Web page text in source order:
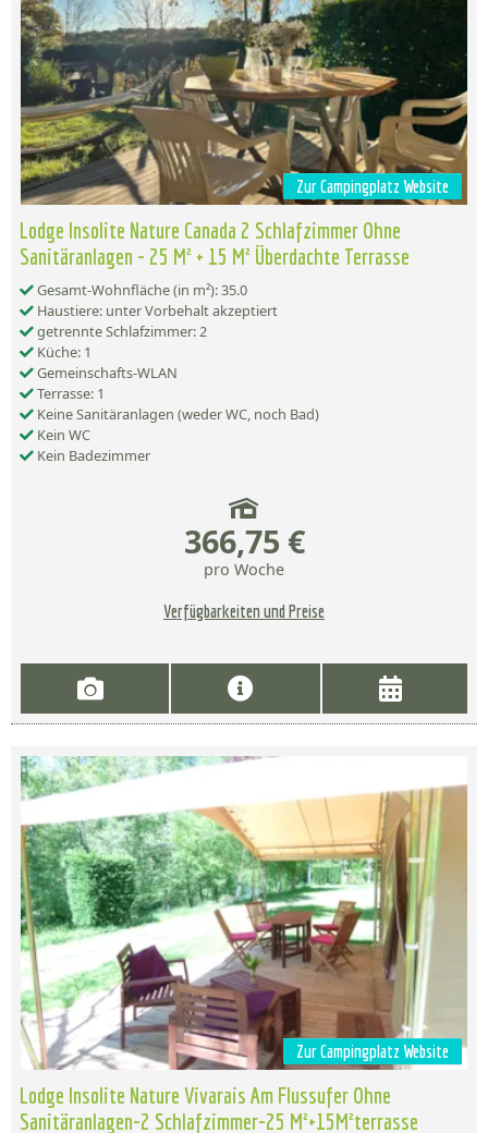
Zur Campingplatz Website
Lodge Insolite Nature Canada 2 Schlafzimmer Ohne
Sanitäranlagen - 25 M² + 15 M² Überdachte Terrasse
Gesamt-Wohnfläche (in m²): 35.0
Haustiere: unter Vorbehalt akzeptiert
getrennte Schlafzimmer: 2
Küche: 1
Gemeinschafts-WLAN
Terrasse: 1
Keine Sanitäranlagen (weder WC, noch Bad)
Kein WC
Kein Badezimmer
366,75 €
pro Woche
Verfügbarkeiten und Preise
Zur Campingplatz Website
Lodge Insolite Nature Vivarais Am Flussufer Ohne
Sanitäranlagen-2 Schlafzimmer-25 M²+15M²terrasse